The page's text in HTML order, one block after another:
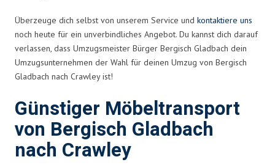
Überzeuge dich selbst von unserem Service und kontaktiere uns
noch heute für ein unverbindliches Angebot. Du kannst dich darauf
verlassen, dass Umzugsmeister Bürger Bergisch Gladbach dein
Umzugsunternehmen der Wahl für deinen Umzug von Bergisch
Gladbach nach Crawley ist!
Günstiger Möbeltransport
von Bergisch Gladbach
nach Crawley